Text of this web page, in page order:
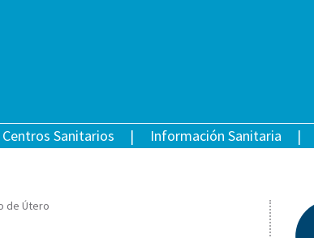
Centros Sanitarios Información Sanitaria
de Útero